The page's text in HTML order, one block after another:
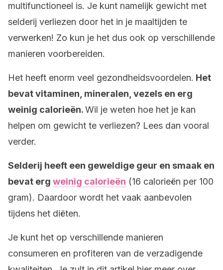
multifunctioneel is. Je kunt namelijk gewicht met
selderij verliezen door het in je maaltijden te
verwerken! Zo kun je het dus ook op verschillende
manieren voorbereiden.
Het heeft enorm veel gezondheidsvoordelen. Het
bevat vitaminen, mineralen, vezels en erg
weinig calorieën.Wil je weten hoe het je kan
helpen om gewicht te verliezen? Lees dan vooral
verder.
Selderij heeft een geweldige geur en smaak en
bevat erg weinig calorieën (16 calorieën per 100
gram). Daardoor wordt het vaak aanbevolen
tijdens het diëten.
Je kunt het op verschillende manieren
consumeren en profiteren van de verzadigende